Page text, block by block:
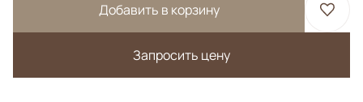
Добавить в корзину
Запросить цену